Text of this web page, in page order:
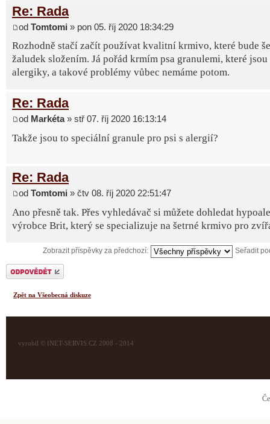
Re: Rada
od Tomtomi » pon 05. říj 2020 18:34:29
Rozhodně stačí začít používat kvalitní krmivo, které bude
žaludek složením. Já pořád krmím psa granulemi, které
alergiky, a takové problémy vůbec nemáme potom.
Re: Rada
od Markéta» stř 07. říj 2020 16:13:14
Takže jsou to speciální granule pro psi s alergií?
Re: Rada
od Tomtomi » čtv 08. říj 2020 22:51:47
Ano přesně tak. Přes vyhledávač si můžete dohledat
výrobce Brit, který se specializuje na šetrné krmivo pro
Zobrazit příspěvky za předchozí: Seřadit
Odeslat odpověď
Zpět na Všeobecná diskuze
vyrobil © INET-SERVIS.CZ 2008 - 2014